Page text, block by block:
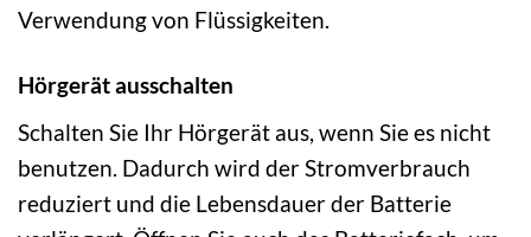
Verwendung von Flüssigkeiten.
Hörgerät ausschalten
Schalten Sie Ihr Hörgerät aus, wenn Sie es nicht
benutzen. Dadurch wird der Stromverbrauch
reduziert und die Lebensdauer der Batterie